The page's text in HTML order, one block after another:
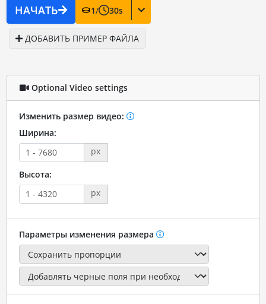
НАЧАТЬ 1/ 30s
ДОБАВИТЬ ПРИМЕР ФАЙЛА
Optional Video settings
Изменить размер видео:
Ширина:
px
Высота:
px
Параметры изменения размера